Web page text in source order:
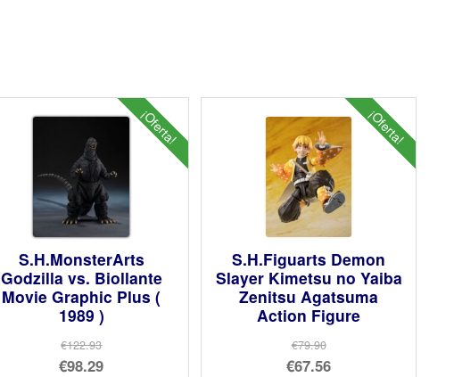
¡Oferta!
S.H.MonsterArts
Godzilla vs. Biollante
Movie Graphic Plus (
1989 )
€122.93
El
€98.29
¡Oferta!
S.H.Figuarts Demon
Slayer Kimetsu no Yaiba
Zenitsu Agatsuma
Action Figure
€79.90
El
€67.56